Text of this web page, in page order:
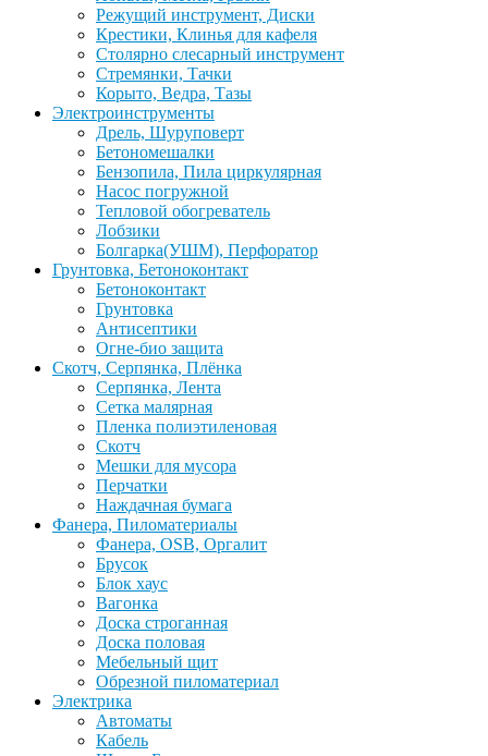
Режущий инструмент, Диски
Крестики, Клинья для кафеля
Столярно слесарный инструмент
Стремянки, Тачки
Корыто, Ведра, Тазы
Электроинструменты
Дрель, Шуруповерт
Бетономешалки
Бензопила, Пила циркулярная
Насос погружной
Тепловой обогреватель
Лобзики
Болгарка(УШМ), Перфоратор
Грунтовка, Бетоноконтакт
Бетоноконтакт
Грунтовка
Антисептики
Огне-био защита
Скотч, Серпянка, Плёнка
Серпянка, Лента
Сетка малярная
Пленка полиэтиленовая
Скотч
Мешки для мусора
Перчатки
Наждачная бумага
Фанера, Пиломатериалы
Фанера, OSB, Оргалит
Брусок
Блок хаус
Вагонка
Доска строганная
Доска половая
Мебельный щит
Обрезной пиломатериал
Электрика
Автоматы
Кабель